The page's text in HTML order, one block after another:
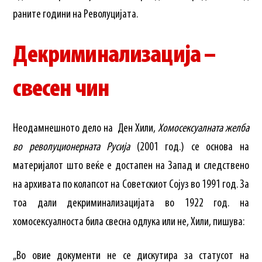
раните години на Револуцијата.
Декриминализација –
свесен чин
Неодамнешното дело на Ден Хили, Хомосексуалната желба
во револуционерната Русија (2001 год.) се основа на
материјалот што веќе е достапен на Запад и следствено
на архивата по колапсот на Советскиот Сојуз во 1991 год. За
тоа дали декриминализацијата во 1922 год. на
хомосексуалноста била свесна одлука или не, Хили, пишува:
„Во овие документи не се дискутира за статусот на